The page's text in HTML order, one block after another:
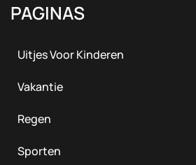
PAGINAS
Uitjes Voor Kinderen
Vakantie
Regen
Sporten